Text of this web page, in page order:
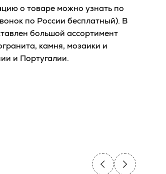
о товаре можно узнать по
по России бесплатный). В
большой ассортимент
камня, мозаики и
и Португалии.